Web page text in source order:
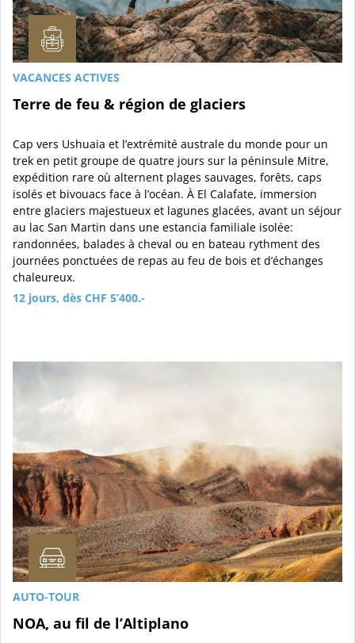
VACANCES ACTIVES
Terre de feu & région de glaciers
Cap vers Ushuaia et l’extrémité australe du monde pour un
trek en petit groupe de quatre jours sur la péninsule Mitre,
expédition rare où alternent plages sauvages, forêts, caps
isolés et bivouacs face à l’océan. À El Calafate, immersion
entre glaciers majestueux et lagunes glacées, avant un séjour
au lac San Martin dans une estancia familiale isolée:
randonnées, balades à cheval ou en bateau rythment des
journées ponctuées de repas au feu de bois et d’échanges
chaleureux.
12 jours, dès CHF 5’400.-
AUTO-TOUR
NOA, au fil de l’Altiplano